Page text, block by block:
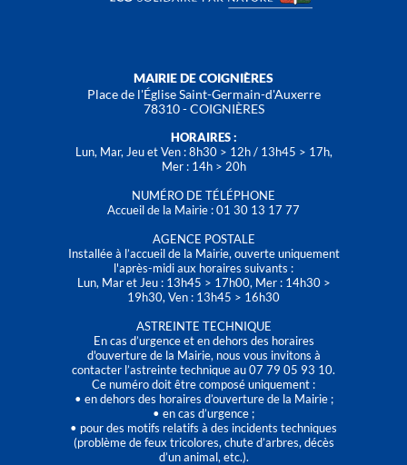
MAIRIE DE COIGNIÈRES
Place de l'Église Saint-Germain-d'Auxerre
78310 - COIGNIÈRES
HORAIRES :
Lun, Mar, Jeu et Ven : 8h30 > 12h / 13h45 > 17h,
Mer : 14h > 20h
NUMÉRO DE TÉLÉPHONE
Accueil de la Mairie : 01 30 13 17 77
AGENCE POSTALE
Installée à l’accueil de la Mairie, ouverte uniquement
l'après-midi aux horaires suivants :
Lun, Mar et Jeu : 13h45 > 17h00, Mer : 14h30 >
19h30, Ven : 13h45 > 16h30
ASTREINTE TECHNIQUE
En cas d’urgence et en dehors des horaires
d'ouverture de la Mairie, nous vous invitons à
contacter l’astreinte technique au 07 79 05 93 10.
Ce numéro doit être composé uniquement :
• en dehors des horaires d’ouverture de la Mairie ;
• en cas d’urgence ;
• pour des motifs relatifs à des incidents techniques
(problème de feux tricolores, chute d’arbres, décès
d’un animal, etc.).